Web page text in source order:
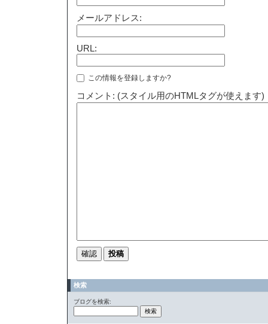
メールアドレス:
URL:
この情報を登録しますか?
コメント: (スタイル用のHTMLタグが使えます)
検索
ブログを検索: